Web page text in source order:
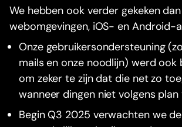
We hebben ook verder gekeken
webomgevingen, iOS- en Android-
Onze gebruikersondersteuning
mails en onze noodlijn) werd ook
om zeker te zijn dat die net zo
wanneer dingen niet volgens plan
Begin Q3 2025 verwachten we